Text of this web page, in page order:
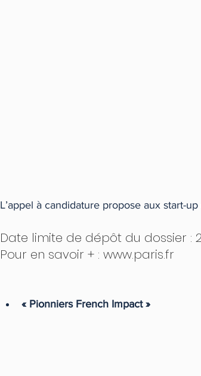
L’appel à candidature propose aux start-
Date limite de dépôt du dossier :
Pour en savoir + : www.paris.fr
« Pionniers French Impact »